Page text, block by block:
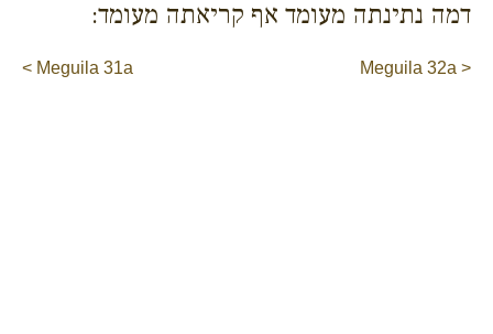
דמה נתינתה מעומד אף קריאתה מעומד:
< Meguila 31a Meguila 32a >